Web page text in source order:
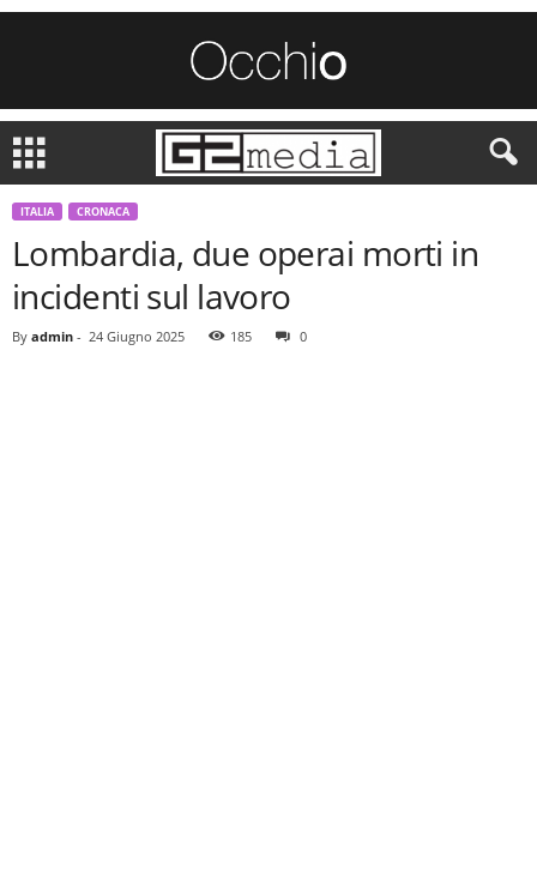
ITALIA CRONACA
Lombardia, due operai morti in
incidenti sul lavoro
By admin - 24 Giugno 2025 185 0